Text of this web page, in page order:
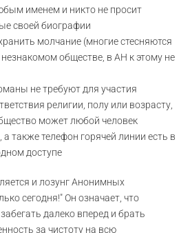
именем и никто не просит
своей биографии
молчание (многие стесняются
обществе, в АН к этому не
не требуют для участия
религии, полу или возрасту,
может любой человек
а также телефон горячей линии есть в
доступе
и лозунг Анонимных
сегодня!" Он означает, что
далеко вперед и брать
за чистоту на всю